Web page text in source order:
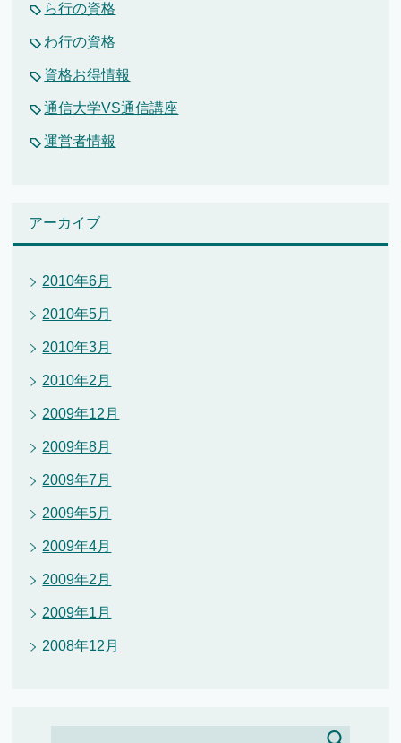
ら行の資格
わ行の資格
資格お得情報
通信大学VS通信講座
運営者情報
アーカイブ
2010年6月
2010年5月
2010年3月
2010年2月
2009年12月
2009年8月
2009年7月
2009年5月
2009年4月
2009年2月
2009年1月
2008年12月